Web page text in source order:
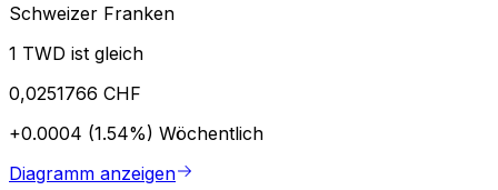
Schweizer Franken
1 TWD ist gleich
0,0251766 CHF
+0.0004 (1.54%) Wöchentlich
Diagramm anzeigen